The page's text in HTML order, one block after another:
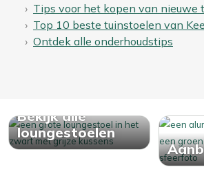
Tips voor het kopen van nieuwe
Top 10 beste tuinstoelen van
Ontdek alle onderhoudstips
Bekijk alle
loungestoelen